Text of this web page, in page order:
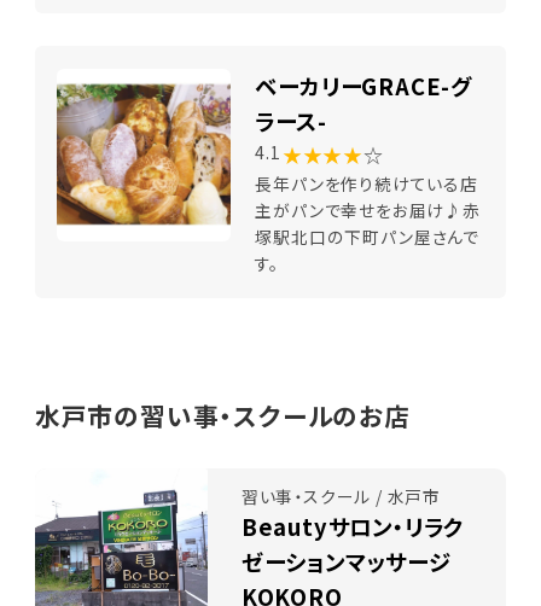
ベーカリーGRACE-グ
ラース-
4.1 ★★★★☆
長年パンを作り続けている店
主がパンで幸せをお届け♪赤
塚駅北口の下町パン屋さんで
す。
水戸市の習い事・スクールのお店
習い事・スクール / 水戸市
Beautyサロン・リラク
ゼーションマッサージ
KOKORO